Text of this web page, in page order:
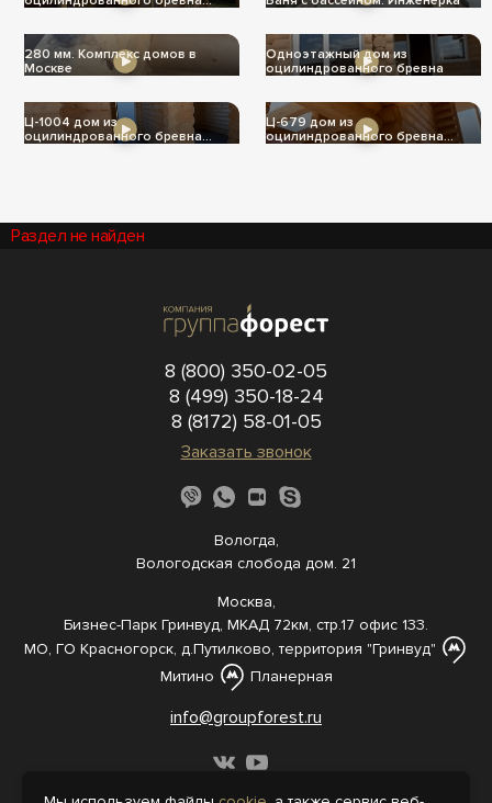
280 мм. Комплекс домов в
Москве
Одноэтажный дом из
оцилиндрованного бревна
Ц-1004 дом из
оцилиндрованного бревна
Ц-679 дом из
оцилиндрованного бревна
Раздел не найден
8 (800) 350-02-05
8 (499) 350-18-24
8 (8172) 58-01-05
Заказать звонок
Вологда,
Вологодская слобода дом. 21
Москва,
Бизнес-Парк Гринвуд, МКАД 72км, стр.17 офис 133.
МО, ГО Красногорск, д.Путилково, территория "Гринвуд"
Митино
Планерная
info@groupforest.ru